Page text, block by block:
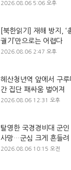
2026.08.06 5:06 오후
[북한읽기] 재해 방지, ‘
궐기’만으로는 어렵다
2026.08.06 2:47 오후
혜산청년역 앞에서 구루
간 집단 패싸움 벌어져
2026.08.06 12:31 오후
탈영한 국경경비대 군
사망…군심 크게 흔들려
2026.08.06 10:15 오전